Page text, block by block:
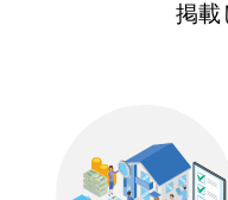
掲載